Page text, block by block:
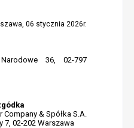
06 stycznia 2026r.
36, 02-797
Company & Spółka S.A.
7, 02-202 Warszawa